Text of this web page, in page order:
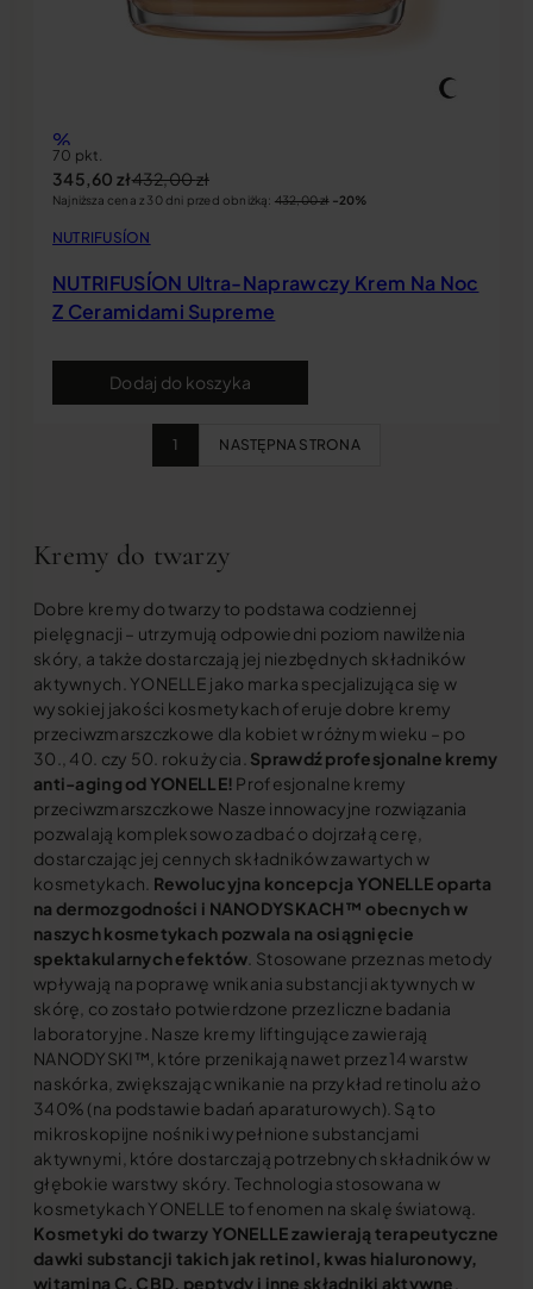
%
70 pkt.
432,00zł
345,60 zł
Najniższa cena z 30 dni przed obniżką: 432,00zł -20%
NUTRIFUSÍON
NUTRIFUSÍON Ultra-Naprawczy Krem Na Noc
Z Ceramidami Supreme
Dodaj do koszyka
1 NASTĘPNA STRONA
Kremy do twarzy
Dobre kremy do twarzy to podstawa codziennej
pielęgnacji – utrzymują odpowiedni poziom nawilżenia
skóry, a także dostarczają jej niezbędnych składników
aktywnych. YONELLE jako marka specjalizująca się w
wysokiej jakości kosmetykach oferuje dobre kremy
przeciwzmarszczkowe dla kobiet w różnym wieku – po
30., 40. czy 50. roku życia. Sprawdź profesjonalne kremy
anti-aging od YONELLE! Profesjonalne kremy
przeciwzmarszczkowe Nasze innowacyjne rozwiązania
pozwalają kompleksowo zadbać o dojrzałą cerę,
dostarczając jej cennych składników zawartych w
kosmetykach. Rewolucyjna koncepcja YONELLE oparta
na dermozgodności i NANODYSKACH™ obecnych w
naszych kosmetykach pozwala na osiągnięcie
spektakularnych efektów . Stosowane przez nas metody
wpływają na poprawę wnikania substancji aktywnych w
skórę, co zostało potwierdzone przez liczne badania
laboratoryjne. Nasze kremy liftingujące zawierają
NANODYSKI™, które przenikają nawet przez 14 warstw
naskórka, zwiększając wnikanie na przykład retinolu aż o
340% (na podstawie badań aparaturowych). Są to
mikroskopijne nośniki wypełnione substancjami
aktywnymi, które dostarczają potrzebnych składników w
głębokie warstwy skóry. Technologia stosowana w
kosmetykach YONELLE to fenomen na skalę światową.
Kosmetyki do twarzy YONELLE zawierają terapeutyczne
dawki substancji takich jak retinol, kwas hialuronowy,
witamina C, CBD, peptydy i inne składniki aktywne